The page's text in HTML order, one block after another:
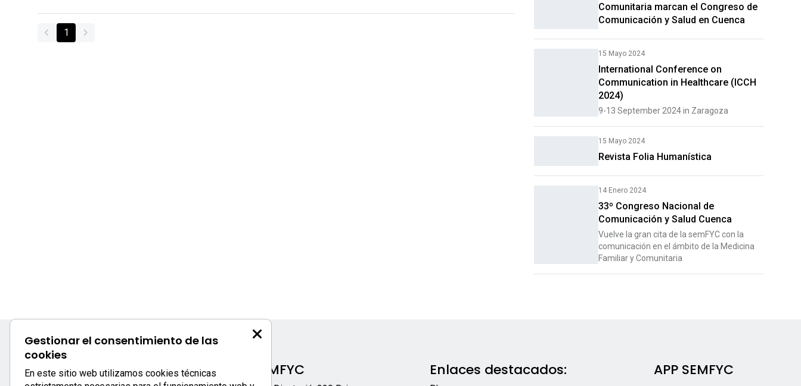
1
Comunitaria marcan el Congreso de
Comunicación y Salud en Cuenca
15 Mayo 2024
International Conference on
Communication in Healthcare (ICCH
2024)
9-13 September 2024 in Zaragoza
15 Mayo 2024
Revista Folia Humanística
14 Enero 2024
33º Congreso Nacional de
Comunicación y Salud Cuenca
Vuelve la gran cita de la semFYC con la
comunicación en el ámbito de la Medicina
Familiar y Comunitaria
Gestionar el consentimiento de las
cookies
En este sitio web utilizamos cookies técnicas
SEMFYC Enlaces destacados: APP SEMFYC